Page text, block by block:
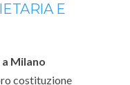
E
Milano
costituzione